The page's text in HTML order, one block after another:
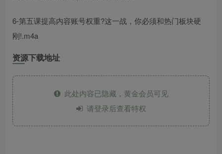
6-第五课提高内容账号权重?这一战，你必须和热门板块硬
刚!.m4a
资源下载地址
此处内容已隐藏，黄金会员可见
请登录后查看特权